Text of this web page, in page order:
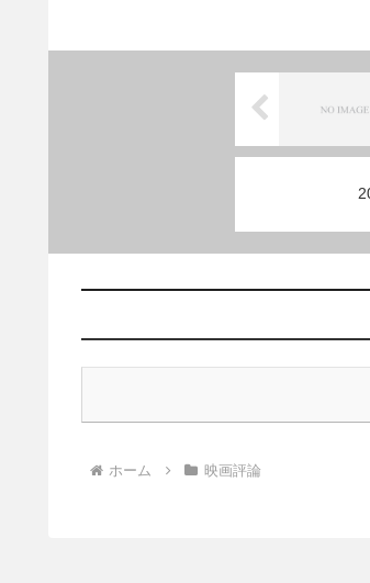
ホーム 映画評論